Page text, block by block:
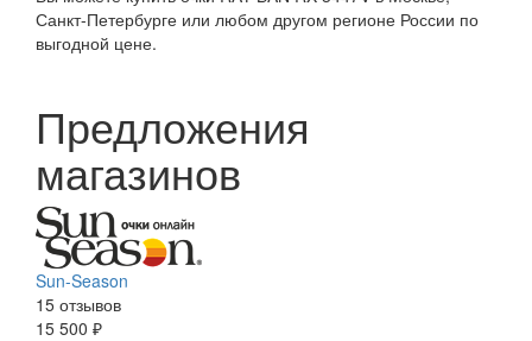
Санкт-Петербурге или любом другом регионе России по
выгодной цене.
Предложения
магазинов
Sun-Season
15 отзывов
15 500 ₽